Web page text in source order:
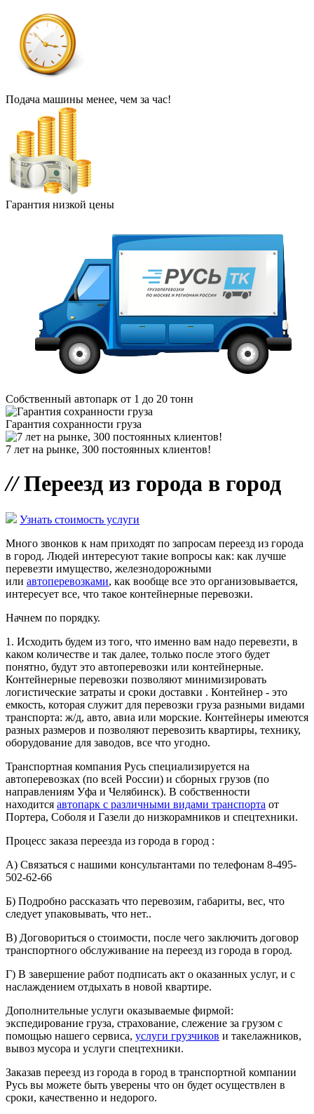
Подача машины менее, чем за час!
Гарантия низкой цены
Собственный автопарк от 1 до 20 тонн
Гарантия сохранности груза
7 лет на рынке, 300 постоянных клиентов!
//Переезд из города в город
Узнать стоимость услуги
Много звонков к нам приходят по запросам переезд из города
в город. Людей интересуют такие вопросы как: как лучше
перевезти имущество, железнодорожными
или автоперевозками, как вообще все это организовывается,
интересует все, что такое контейнерные перевозки.
Начнем по порядку.
1. Исходить будем из того, что именно вам надо перевезти, в
каком количестве и так далее, только после этого будет
понятно, будут это автоперевозки или контейнерные.
Контейнерные перевозки позволяют минимизировать
логистические затраты и сроки доставки . Контейнер - это
емкость, которая служит для перевозки груза разными видами
транспорта: ж/д, авто, авиа или морские. Контейнеры имеются
разных размеров и позволяют перевозить квартиры, технику,
оборудование для заводов, все что угодно.
Транспортная компания Русь специализируется на
автоперевозках (по всей России) и сборных грузов (по
направлениям Уфа и Челябинск). В собственности
находится автопарк с различными видами транспорта от
Портера, Соболя и Газели до низкорамников и спецтехники.
Процесс заказа переезда из города в город :
А) Связаться с нашими консультантами по телефонам 8-495-
502-62-66
Б) Подробно рассказать что перевозим, габариты, вес, что
следует упаковывать, что нет..
В) Договориться о стоимости, после чего заключить договор
транспортного обслуживание на переезд из города в город.
Г) В завершение работ подписать акт о оказанных услуг, и с
наслаждением отдыхать в новой квартире.
Дополнительные услуги оказываемые фирмой:
экспедирование груза, страхование, слежение за грузом с
помощью нашего сервиса, услуги грузчиков и такелажников,
вывоз мусора и услуги спецтехники.
Заказав переезд из города в город в транспортной компании
Русь вы можете быть уверены что он будет осуществлен в
сроки, качественно и недорого.